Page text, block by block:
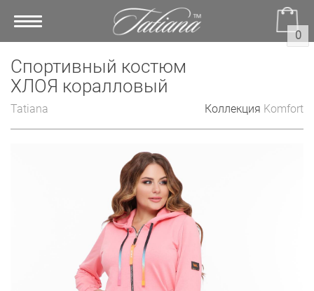
Toggle
0
Спортивный костюм
ХЛОЯ коралловый
Tatiana Коллекция Komfort